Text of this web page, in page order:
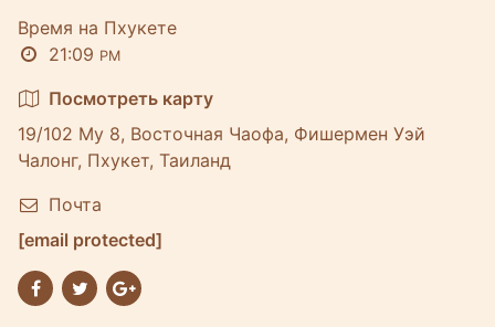
Время на Пхукете
21:09 PM
Посмотреть карту
19/102 Му 8, Восточная Чаофа, Фишермен Уэй
Чалонг, Пхукет, Таиланд
Почта
[email protected]